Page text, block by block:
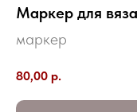
Маркер для
маркер
80,00 р.